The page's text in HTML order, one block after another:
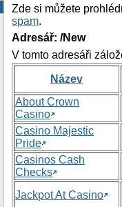
Zde si můžete
spam.
Adresář: /New
V tomto adresáři
Název
About Crown
Casino
Casino Majestic
Pride
Casinos Cash
Checks
Jackpot At Casino